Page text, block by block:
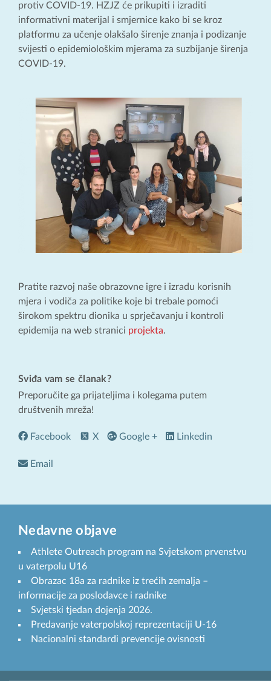
protiv COVID-19. HZJZ će prikupiti i izraditi
informativni materijal i smjernice kako bi se kroz
platformu za učenje olakšalo širenje znanja i podizanje
svijesti o epidemiološkim mjerama za suzbijanje širenja
COVID-19.
Pratite razvoj naše obrazovne igre i izradu korisnih
mjera i vodiča za politike koje bi trebale pomoći
širokom spektru dionika u sprječavanju i kontroli
epidemija na web stranici projekta.
Sviđa vam se članak?
Preporučite ga prijateljima i kolegama putem
društvenih mreža!
Facebook X Google + Linkedin
Email
Nedavne objave
Athlete Outreach program na Svjetskom prvenstvu
u vaterpolu U16
Obrazac 18a za radnike iz trećih zemalja –
informacije za poslodavce i radnike
Svjetski tjedan dojenja 2026.
Predavanje vaterpolskoj reprezentaciji U-16
Nacionalni standardi prevencije ovisnosti